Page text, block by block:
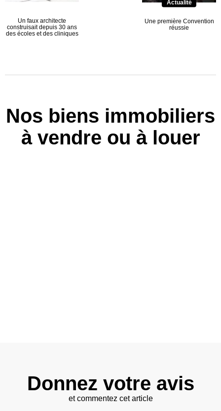
Un faux architecte
construisait depuis 30 ans
des écoles et des cliniques
Actualité
Une première Convention
réussie
Nos biens immobiliers
à vendre ou à louer
Donnez votre avis
et commentez cet article